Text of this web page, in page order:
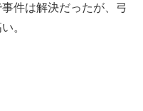
件は解決だったが、弓
。